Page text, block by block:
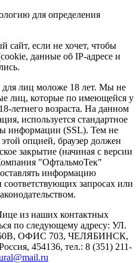
для определения
сайт, если не хочет, чтобы
данные об IP-адресе и
для лиц моложе 18 лет. Мы не
лиц, которые по имеющейся у
летнего возраста. На данном
используется стандартное
информации (SSL). Тем не
опцией, браузер должен
закрытие (начиная с версии
"ОфтальмоТек"
информацию
запросах или
из наших контактных
по следующему адресу: УЛ.
ОФИС 703, ЧЕЛЯБИНСК,
454136, тел.: 8 (351) 211-